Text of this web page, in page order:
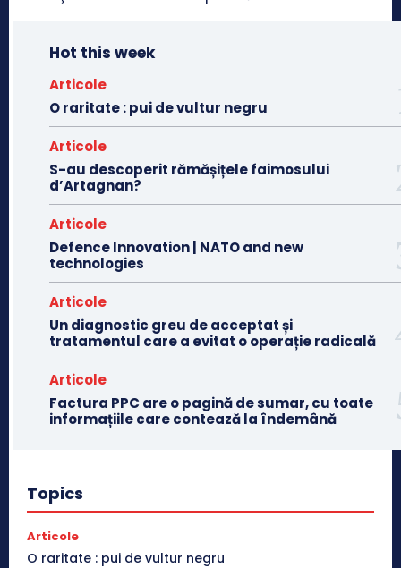
Hot this week
Articole
O raritate : pui de vultur negru
Articole
S-au descoperit rămășițele faimosului
d’Artagnan?
Articole
Defence Innovation | NATO and new
technologies
Articole
Un diagnostic greu de acceptat și
tratamentul care a evitat o operație radicală
Articole
Factura PPC are o pagină de sumar, cu toate
informațiile care contează la îndemână
Topics
Articole
O raritate : pui de vultur negru